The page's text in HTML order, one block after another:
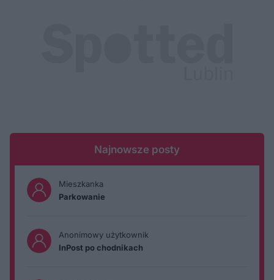
Najnowsze posty
Mieszkanka
Parkowanie
Anonimowy użytkownik
InPost po chodnikach